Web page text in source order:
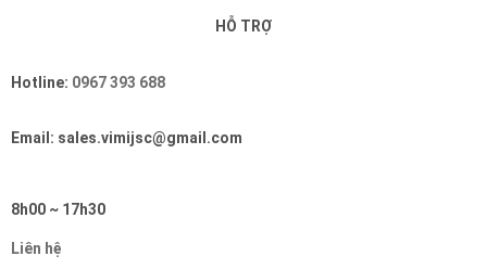
HỖ TRỢ
Hotline: 0967 393 688
Email: sales.vimijsc@gmail.com
8h00 ~ 17h30
Liên hệ